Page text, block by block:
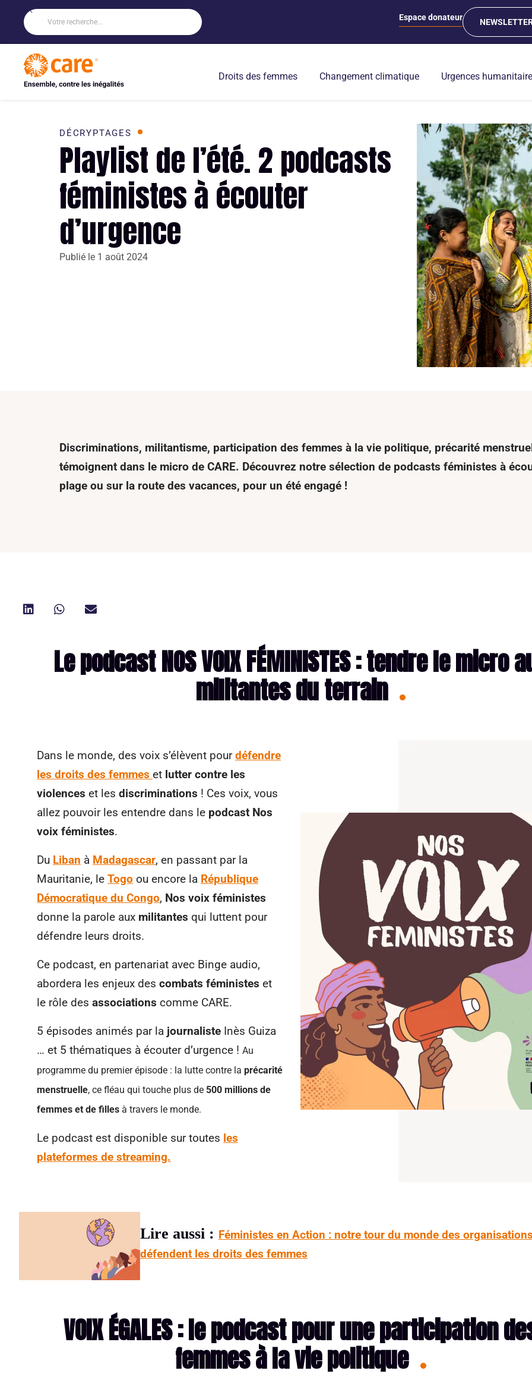
Espace donateur
Droits des femmes Changement climatique Urgences
DÉCRYPTAGES
Playlist de l’été. 2 podcasts
féministes à écouter
d’urgence
Publié le 1 août 2024
Discriminations, militantisme, participation des femmes à la vie politique, précarité
témoignent dans le micro de CARE. Découvrez notre sélection de podcasts féministes à
plage ou sur la route des vacances, pour un été engagé !
Le podcast NOS VOIX FÉMINISTES : tendre le micro
militantes du terrain
Dans le monde, des voix s’élèvent pourdéfendre
les droits des femmes et lutter contre les
violences et les discriminations ! Ces voix, vous
allez pouvoir les entendre dans le podcast Nos
voix féministes.
Du Liban à Madagascar, en passant par la
Mauritanie, le Togo ou encore la République
Démocratique du Congo, Nos voix féministes
donne la parole aux militantes qui luttent pour
défendre leurs droits.
Ce podcast, en partenariat avec Binge audio,
abordera les enjeux des combats féministes et
le rôle des associations comme CARE.
5 épisodes animés par la journaliste Inès Guiza
… et 5 thématiques à écouter d’urgence ! Au
programme du premier épisode : la lutte contre la précarité
menstruelle, ce fléau qui touche plus de 500 millions de
femmes et de filles à travers le monde.
Le podcast est disponible sur toutes les
plateformes de streaming.
Lire aussi : Féministes en Action : notre tour du monde des
défendent les droits des femmes
VOIX ÉGALES : le podcast pour une participation
femmes à la vie politique